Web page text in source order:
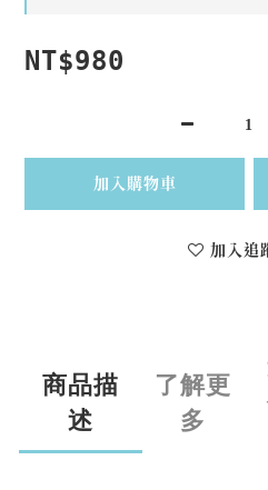
NT$980
加入購物車
加入追
商品描
述
了解更
多